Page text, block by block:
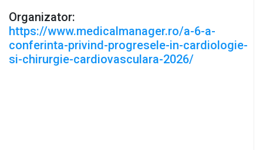
Organizator:
https://www.medicalmanager.ro/a-6-a-
conferinta-privind-progresele-in-cardiologie-
si-chirurgie-cardiovasculara-2026/